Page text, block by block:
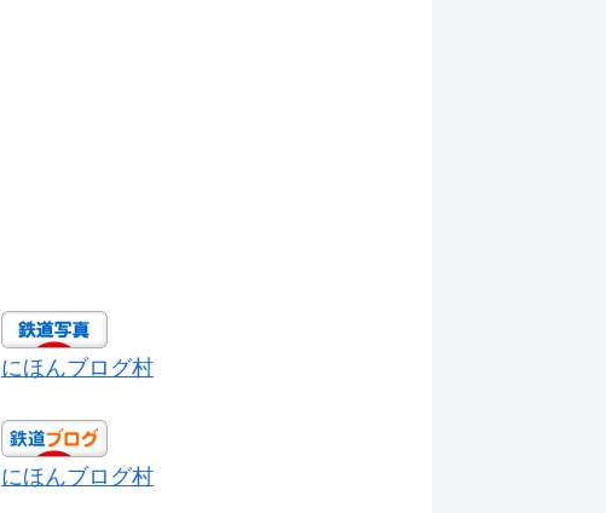
にほんブログ村
にほんブログ村